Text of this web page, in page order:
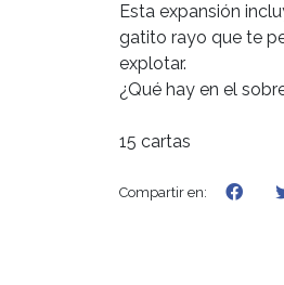
Esta expansión
gatito rayo que te
explotar.
¿Qué hay en el
15 cartas
Compartir en: